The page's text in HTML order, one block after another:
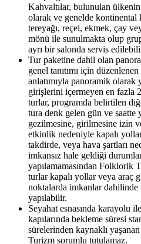
Kahvaltılar, bulunulan
olarak ve genelde kontinental
tereyağı, reçel, ekmek, çay
mönü ile sunulmakta olup
ayrı bir salonda servis
Tur paketine dahil olan
genel tanıtımı için
anlatımıyla panoramik olarak
girişlerini içermeyen en fazla
turlar, programda belirtilen
tura denk gelen gün ve saatte
gezilmesine, girilmesine izin
etkinlik nedeniyle kapalı
takdirde, veya hava şartları
imkansız hale geldiği
yapılamamasından Folklorik
turlar kapalı yollar veya araç
noktalarda imkanlar dahilinde
yapılabilir.
Seyahat esnasında karayolu
kapılarında bekleme süresi
sürelerinden kaynaklı
Turizm sorumlu tutulamaz.